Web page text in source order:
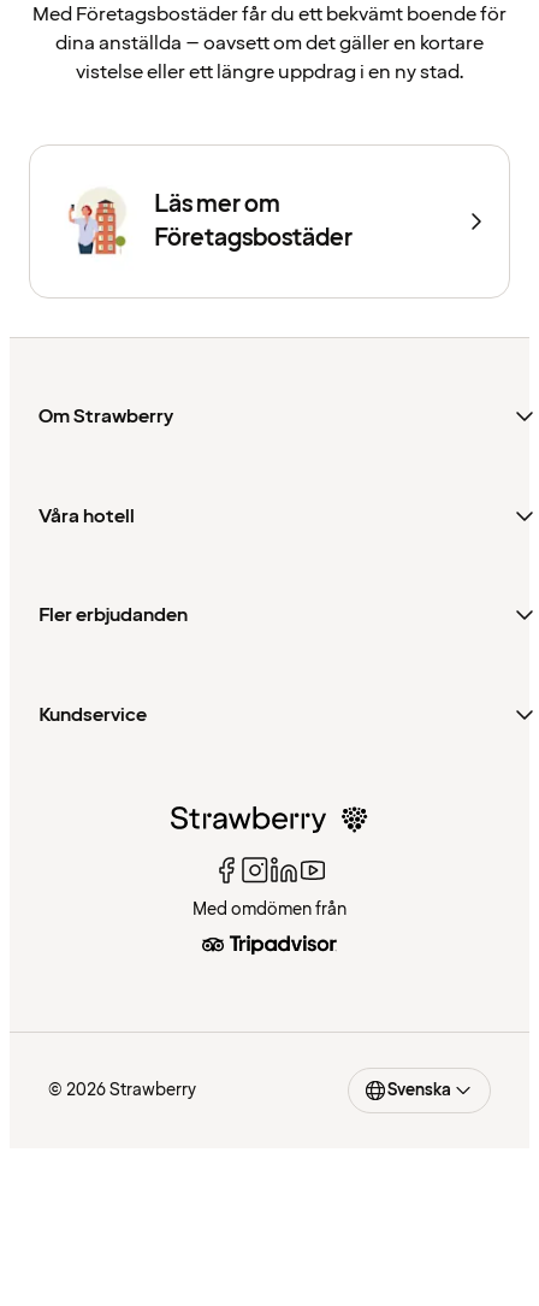
Med Företagsbostäder får du ett bekvämt boende för
dina anställda – oavsett om det gäller en kortare
vistelse eller ett längre uppdrag i en ny stad.
Läs mer om
Företagsbostäder
Om Strawberry
Våra hotell
Fler erbjudanden
Kundservice
Med omdömen från
© 2026 Strawberry Svenska